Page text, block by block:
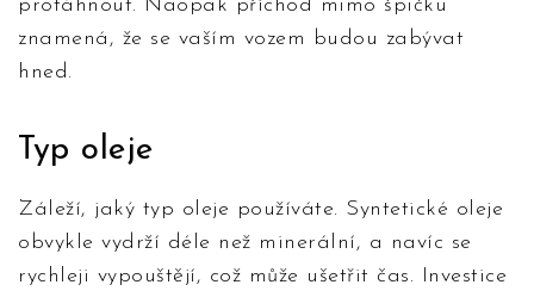
protáhnout. Naopak příchod mimo špičku
znamená, že se vaším vozem budou zabývat
hned.
Typ oleje
Záleží, jaký typ oleje používáte. Syntetické oleje
obvykle vydrží déle než minerální, a navíc se
rychleji vypouštějí, což může ušetřit čas. Investice